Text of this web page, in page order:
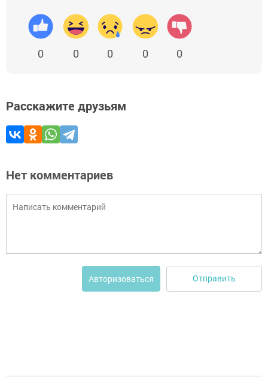
0 0 0 0 0
Расскажите друзьям
Нет комментариев
Авторизоваться Отправить